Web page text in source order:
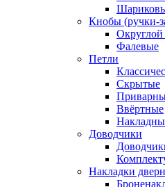
Кнобы (ручки-
Фалевые
Петли
Скрытые
Ввёртные
Доводчики
Накладки